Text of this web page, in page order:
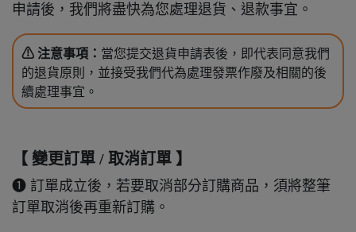
申請後，我們將盡快為您處理退貨、退款事宜。
⚠ 注意事項： 當您提交退貨申請表後，即代表同意我們
的退貨原則，並接受我們代為處理發票作廢及相關的後
續處理事宜。
【 變更訂單 / 取消訂單 】
➊ 訂單成立後，若要取消部分訂購商品，須將整筆
訂單取消後再重新訂購。